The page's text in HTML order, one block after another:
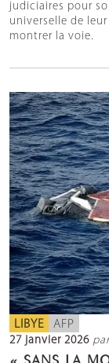
judiciaires pour
universelle de
montrer la voie.
LIBYE AFP
27 janvier 2026
« SANS LA